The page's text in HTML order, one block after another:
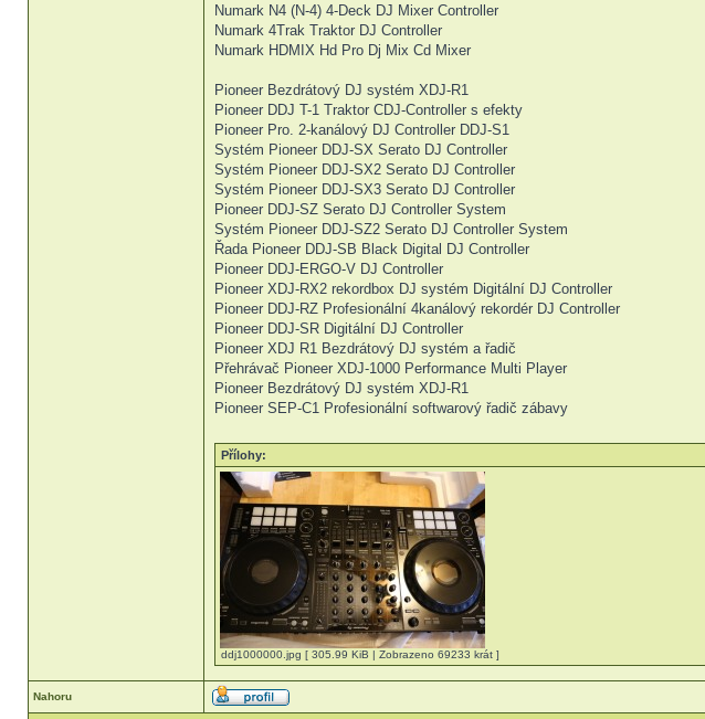
Numark N4 (N-4) 4-Deck DJ Mixer Controller
Numark 4Trak Traktor DJ Controller
Numark HDMIX Hd Pro Dj Mix Cd Mixer
Pioneer Bezdrátový DJ systém XDJ-R1
Pioneer DDJ T-1 Traktor CDJ-Controller s efekty
Pioneer Pro. 2-kanálový DJ Controller DDJ-S1
Systém Pioneer DDJ-SX Serato DJ Controller
Systém Pioneer DDJ-SX2 Serato DJ Controller
Systém Pioneer DDJ-SX3 Serato DJ Controller
Pioneer DDJ-SZ Serato DJ Controller System
Systém Pioneer DDJ-SZ2 ​​Serato DJ Controller System
Řada Pioneer DDJ-SB Black Digital DJ Controller
Pioneer DDJ-ERGO-V DJ Controller
Pioneer XDJ-RX2 rekordbox DJ systém Digitální DJ Controller
Pioneer DDJ-RZ Profesionální 4kanálový rekordér DJ Controller
Pioneer DDJ-SR Digitální DJ Controller
Pioneer XDJ R1 Bezdrátový DJ systém a řadič
Přehrávač Pioneer XDJ-1000 Performance Multi Player
Pioneer Bezdrátový DJ systém XDJ-R1
Pioneer SEP-C1 Profesionální softwarový řadič zábavy
Přílohy:
ddj1000000.jpg [ 305.99 KiB | Zobrazeno 69233 krát ]
Nahoru